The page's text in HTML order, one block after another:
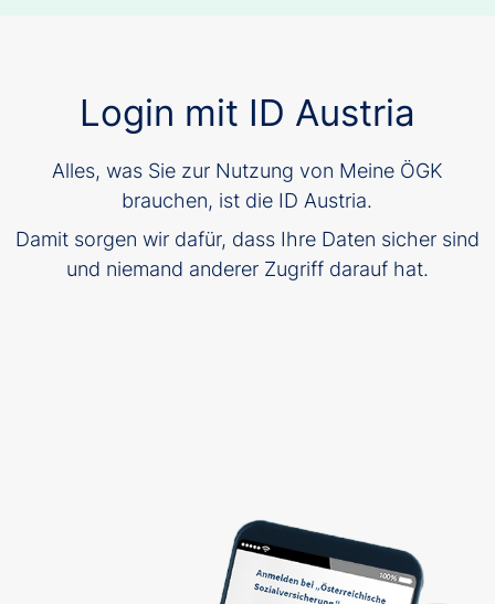
Login mit ID Austria
Alles, was Sie zur Nutzung von Meine ÖGK
brauchen, ist die ID Austria.
Damit sorgen wir dafür, dass Ihre Daten sicher sind
und niemand anderer Zugriff darauf hat.